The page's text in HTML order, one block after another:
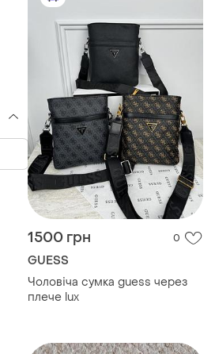
1500 грн 0
GUESS
Чоловіча сумка guess через
плече lux